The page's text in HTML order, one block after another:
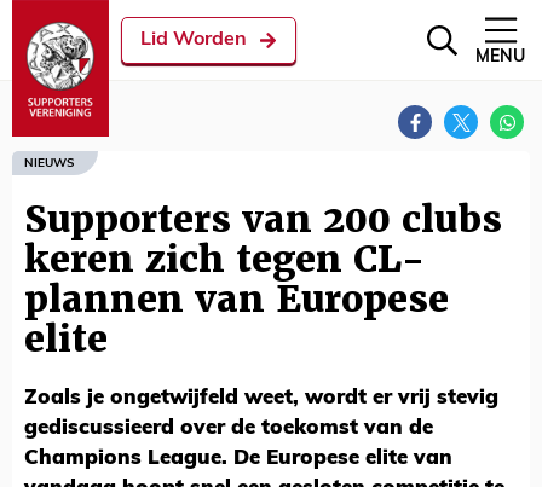
Lid Worden
MENU
NIEUWS
Supporters van 200 clubs
keren zich tegen CL-
plannen van Europese
elite
Zoals je ongetwijfeld weet, wordt er vrij stevig
gediscussieerd over de toekomst van de
Champions League. De Europese elite van